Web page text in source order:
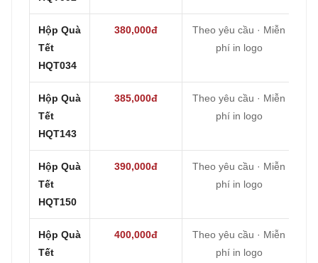
Hộp Quà
Tết
HQT034
380,000đ
Theo yêu cầu · Miễn
phí in logo
Hộp Quà
Tết
HQT143
385,000đ
Theo yêu cầu · Miễn
phí in logo
Hộp Quà
Tết
HQT150
390,000đ
Theo yêu cầu · Miễn
phí in logo
Hộp Quà
Tết
400,000đ
Theo yêu cầu · Miễn
phí in logo